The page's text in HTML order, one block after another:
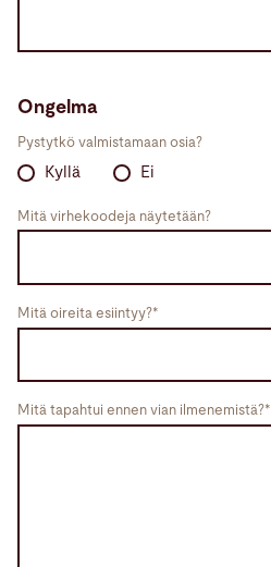
Ongelma
Pystytkö valmistamaan osia?
Kyllä Ei
Mitä virhekoodeja näytetään?
Mitä oireita esiintyy?*
Mitä tapahtui ennen vian ilmenemistä?*